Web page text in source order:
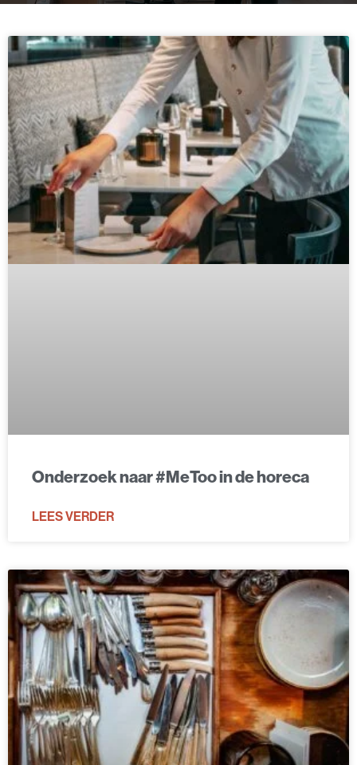
Onderzoek naar #MeToo in de horeca
LEES VERDER